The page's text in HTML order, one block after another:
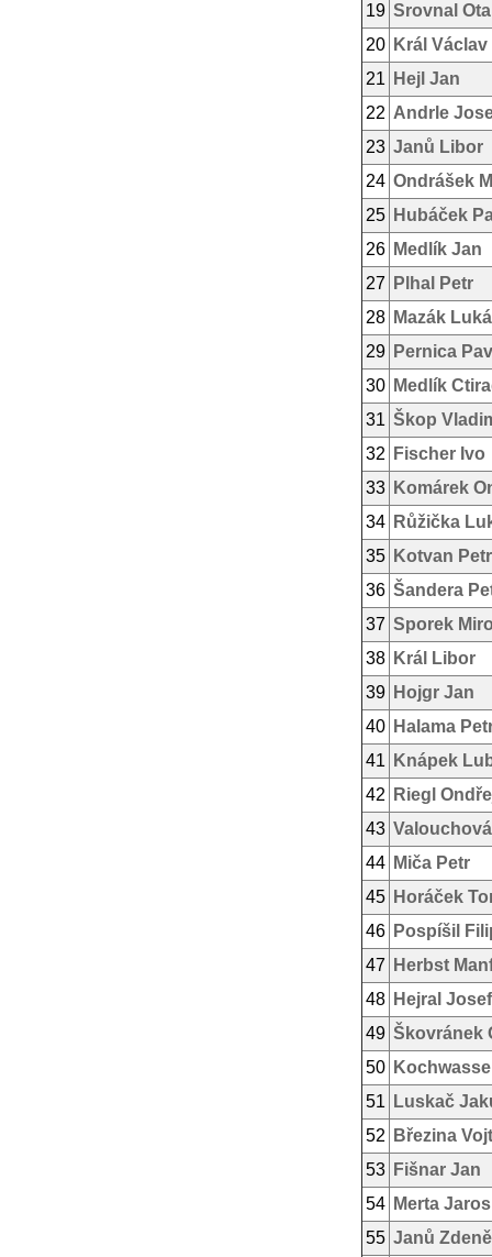
19 Srovnal
20 Král Václav
21
Hejl Jan
22 Andrle
23 Janů Libor
24 Ondrášek
25 Hubáček
26 Medlík Jan
27
Plhal Petr
28 Mazák
29 Pernica
30 Medlík
31 Škop
32
Fischer Ivo
33 Komárek
34 Růžička
35 Kotvan Petr
36 Šandera
37 Sporek
38 Král Libor
39 Hojgr Jan
40 Halama
41
Knápek
42
Riegl
43
44 Miča Petr
45 Horáček
46 Pospíšil
47
Herbst
48 Hejral Josef
49 Škovránek
50
51
Luskač
52
Březina
53 Fišnar Jan
54 Merta
55 Janů